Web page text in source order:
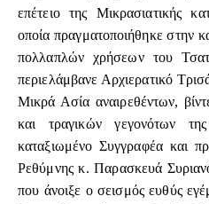
επέτειο της Μικρασιατικής
οποία πραγματοποιήθηκε στην
πολλαπλών χρήσεων του
περιελάμβανε Αρχιερατικό
Μικρά Ασία αναιρεθέντων,
και τραγικών γεγονότων
καταξιωμένο Συγγραφέα και
Ρεθύμνης κ. Παρασκευά
που άνοιξε ο σεισμός ευθύς